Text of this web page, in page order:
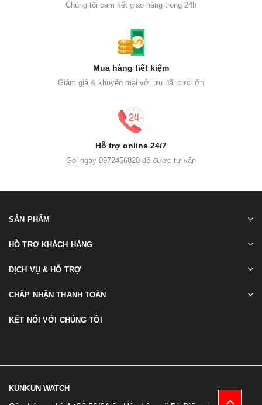
Chúng tôi cam kết giao hàng trong 24h
Mua hàng tiết kiệm
Giảm giá & khuyến mại với ưu đãi cực lớn
Hỗ trợ online 24/7
Gọi ngay 0972456820 để được tư vấn
SẢN PHẨM
HỖ TRỢ KHÁCH HÀNG
DỊCH VỤ & HỖ TRỢ
CHẤP NHẬN THANH TOÁN
KẾT NỐI VỚI CHÚNG TÔI
KUNKUN WATCH